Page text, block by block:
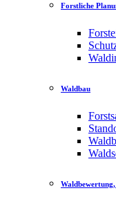
Forstliche
Waldbau